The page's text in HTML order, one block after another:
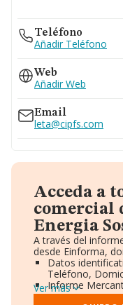
Teléfono
Añadir Teléfono
Web
Añadir Web
Email
leta@cipfs.com
Acceda a
comercial
Energia
A través del
desde Einforma,
Datos
Teléfono,
Informe
Gráficos de
Ver más